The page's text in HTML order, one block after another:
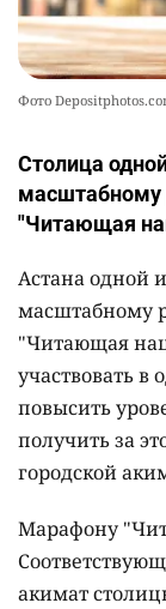
Фото
Столица
масштабному
"Читающая
Астана одной
масштабному
"Читающая
участвовать
повысить
получить за
городской
Марафону
акимат